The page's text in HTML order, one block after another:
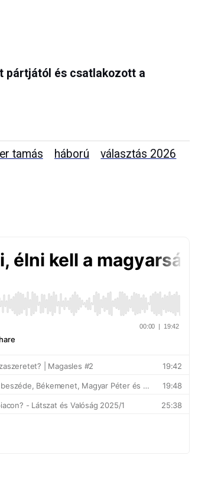
pártjától és csatlakozott a
tamás háború választás 2026